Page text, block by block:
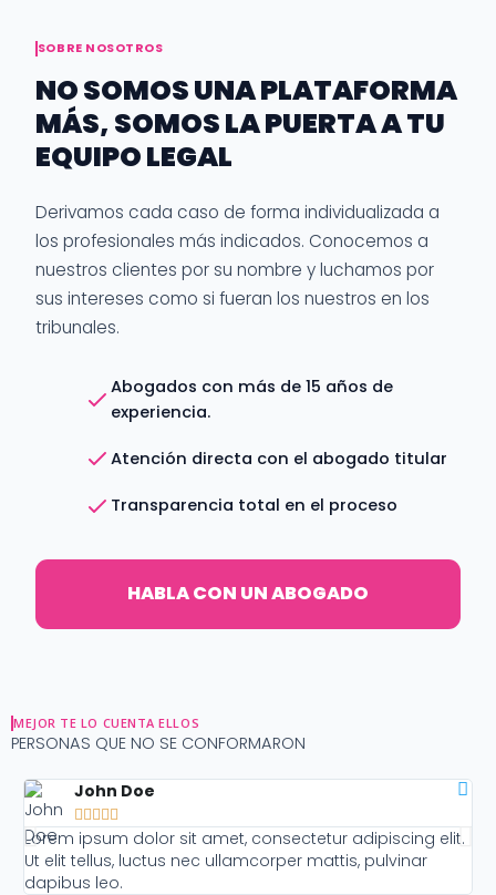
SOBRE NOSOTROS
NO SOMOS UNA PLATAFORMA
MÁS, SOMOS LA PUERTA A TU
EQUIPO LEGAL
Derivamos cada caso de forma individualizada a
los profesionales más indicados. Conocemos a
nuestros clientes por su nombre y luchamos por
sus intereses como si fueran los nuestros en los
tribunales.
Abogados con más de 15 años de
experiencia.
Atención directa con el abogado titular
Transparencia total en el proceso
HABLA CON UN ABOGADO
MEJOR TE LO CUENTA ELLOS
PERSONAS QUE NO SE CONFORMARON
John Doe
    
Lorem ipsum dolor sit amet, consectetur adipiscing elit.
Ut elit tellus, luctus nec ullamcorper mattis, pulvinar
dapibus leo.